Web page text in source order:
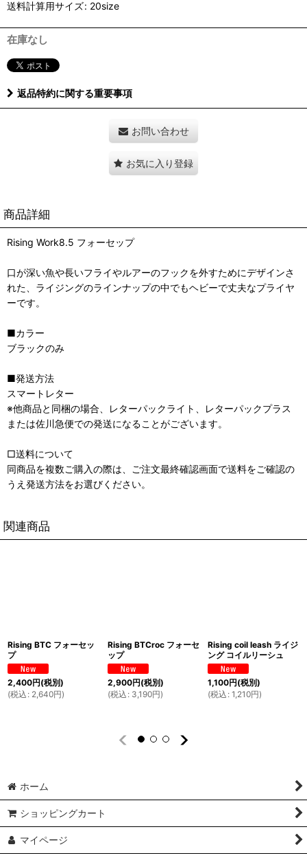
送料計算用サイズ: 20size
在庫なし
返品特約に関する重要事項
お問い合わせ
お気に入り登録
商品詳細
Rising Work8.5 フォーセップ
口が深い魚や長いフライやルアーのフックを外すためにデザインさ
れた、ライジングのラインナップの中でもヘビーで丈夫なプライヤ
ーです。
■カラー
ブラックのみ
■発送方法
スマートレター
※他商品と同梱の場合、レターパックライト、レターパックプラス
または佐川急便での発送になることがございます。
□送料について
同商品を複数ご購入の際は、ご注文最終確認画面で送料をご確認の
うえ発送方法をお選びください。
関連商品
Rising BTC フォーセッ
プ
2,400円(税別)
(税込 : 2,640円)
Rising BTCroc フォーセ
ップ
2,900円(税別)
(税込 : 3,190円)
Rising coil leash ライジ
ング コイルリーシュ
1,100円(税別)
(税込 : 1,210円)
ホーム
ショッピングカート
マイページ